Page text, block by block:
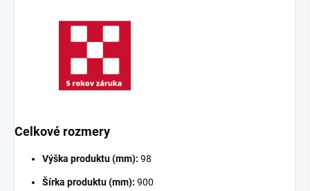
Celkové rozmery
Výška produktu (mm): 98
Šírka produktu (mm): 900